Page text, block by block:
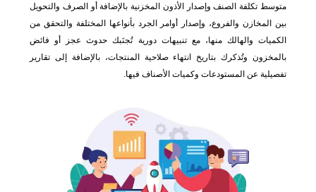
متوسط تكلفة الصنف وإصدار الأذون المخزنية بالإضافة أو الصرف والتحويل
بين المخازن والفروع، وإصدار أوامر الجرد بأنواعها المختلفة والتحقق من
الكميات والهالك منها، مع تنبيهات دورية تُجنَبك حدوث عجز أو فائض
بالمخزون وتُذكرك بتاريخ انتهاء صلاحية المنتجات، بالإضافة إلى تقارير
تفصيلية عن المستودعات وكميات الأصناف فيها.